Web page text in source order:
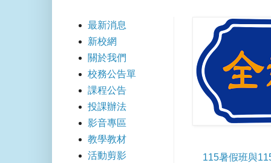
115暑假班與
最新消息
新校網
關於我們
校務公告單
課程公告
投課辦法
影音專區
教學教材
活動剪影